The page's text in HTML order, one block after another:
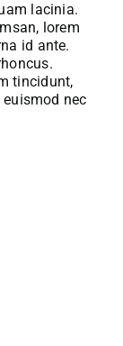
lacinia.
lorem
id ante.
tincidunt,
nec